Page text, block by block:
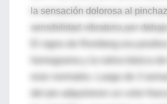
la sensación dolorosa al
sensibilidad vibratoria por
El signo de Romberg era
hemograma y la rutina básica de
eran normales. Luego de 3
del pie adquirieron un color